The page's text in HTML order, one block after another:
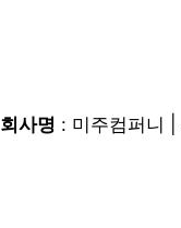
회사명 : 미주컴퍼니 |